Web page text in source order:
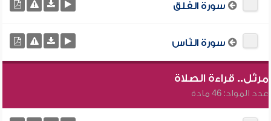
سورة الفلق
سورة النّاس
مرتّل.. قراءة الصلاة
عدد المواد: 46 مادة